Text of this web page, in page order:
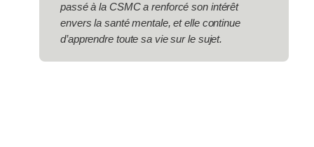
passé à la CSMC a renforcé son intérêt
envers la santé mentale, et elle continue
d’apprendre toute sa vie sur le sujet.